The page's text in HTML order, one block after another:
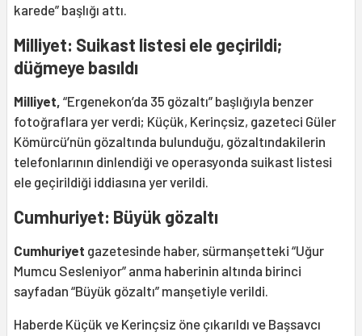
karede” başlığı attı.
Milliyet: Suikast listesi ele geçirildi;
düğmeye basıldı
Milliyet, “Ergenekon’da 35 gözaltı” başlığıyla benzer
fotoğraflara yer verdi; Küçük, Kerinçsiz, gazeteci Güler
Kömürcü’nün gözaltında bulunduğu, gözaltındakilerin
telefonlarının dinlendiği ve operasyonda suikast listesi
ele geçirildiği iddiasına yer verildi.
Cumhuriyet: Büyük gözaltı
Cumhuriyet gazetesinde haber, sürmanşetteki “Uğur
Mumcu Sesleniyor” anma haberinin altında birinci
sayfadan “Büyük gözaltı” manşetiyle verildi.
Haberde Küçük ve Kerinçsiz öne çıkarıldı ve Başsavcı